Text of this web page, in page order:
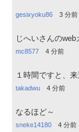
gesixyoku86 3 分前
じへいさんの
mc8577 4 分前
１時間ですと、
takadwu 4 分前
なるほど～
sneke14180 4 分前